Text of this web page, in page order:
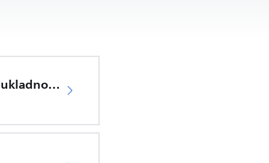
EU Izjava o sukladnosti